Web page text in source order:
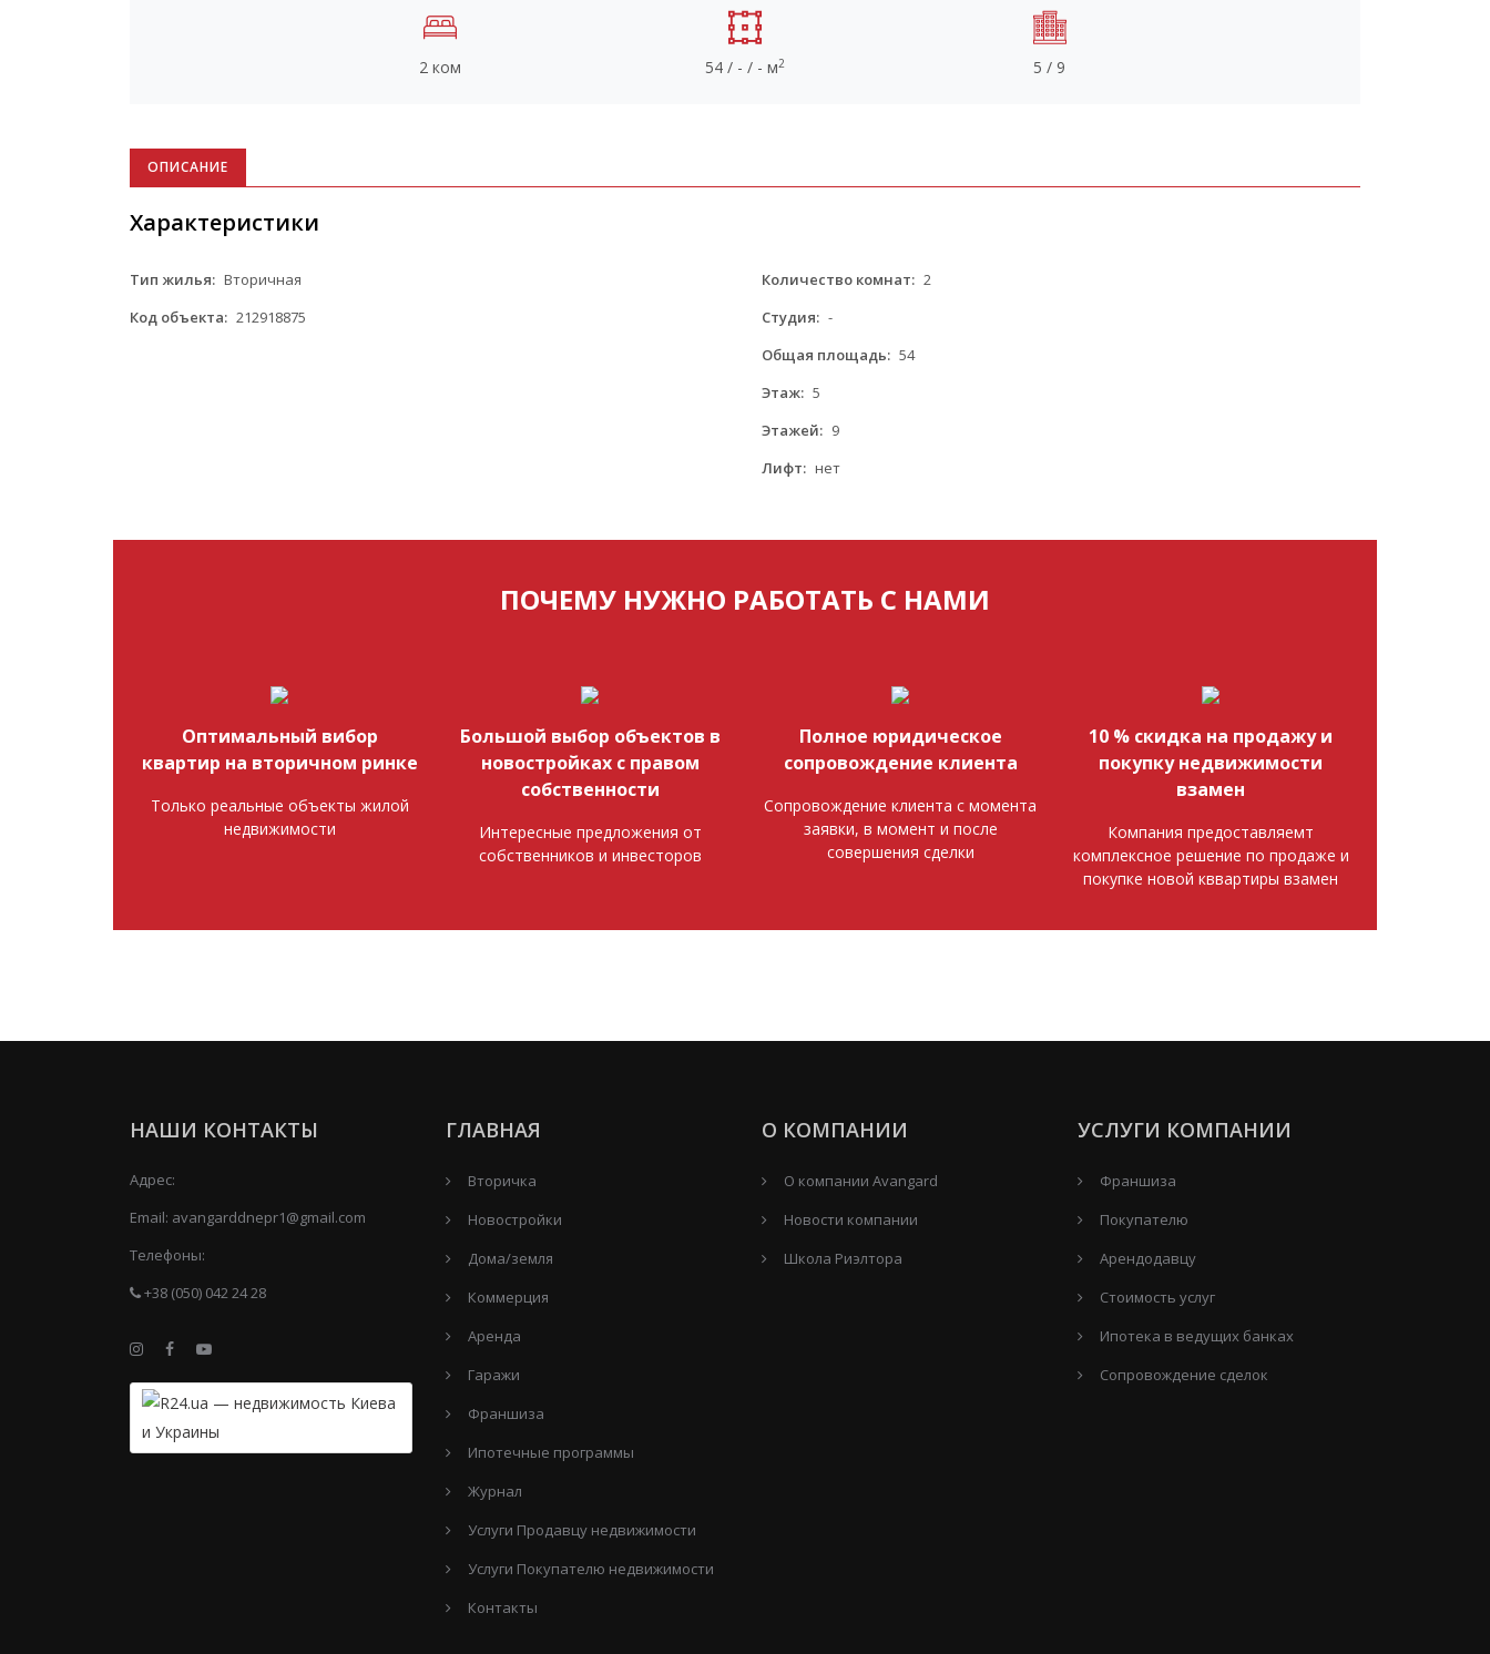
2 ком 54 / - / - м2 5 / 9
ОПИСАНИЕ
Характеристики
Тип жилья: Вторичная
Код объекта: 212918875
Количество комнат: 2
Студия: -
Общая площадь: 54
Этаж: 5
Этажей: 9
Лифт: нет
ПОЧЕМУ НУЖНО РАБОТАТЬ С НАМИ
Оптимальный вибор
квартир на вторичном ринке
Только реальные объекты жилой
недвижимости
Большой выбор объектов в
новостройках с правом
собственности
Интересные предложения от
собственников и инвесторов
Полное юридическое
сопровождение клиента
Сопровождение клиента с момента
заявки, в момент и после
совершения сделки
10 % скидка на продажу и
покупку недвижимости
взамен
Компания предоставляемт
комплексное решение по продаже и
покупке новой кввартиры взамен
НАШИ КОНТАКТЫ
Адрес:
Email: avangarddnepr1@gmail.com
Телефоны:
+38 (050) 042 24 28
ГЛАВНАЯ
Вторичка
Новостройки
Дома/земля
Коммерция
Аренда
Гаражи
Франшиза
Ипотечные программы
Журнал
Услуги Продавцу недвижимости
Услуги Покупателю недвижимости
Контакты
О КОМПАНИИ
О компании Avangard
Новости компании
Школа Риэлтора
УСЛУГИ КОМПАНИИ
Франшиза
Покупателю
Арендодавцу
Стоимость услуг
Ипотека в ведущих банках
Сопровождение сделок